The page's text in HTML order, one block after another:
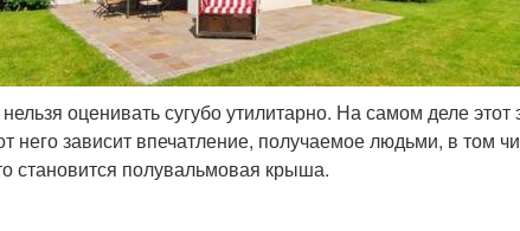
оценивать сугубо утилитарно. На самом деле
него зависит впечатление, получаемое людьми, в том
становится полувальмовая крыша.